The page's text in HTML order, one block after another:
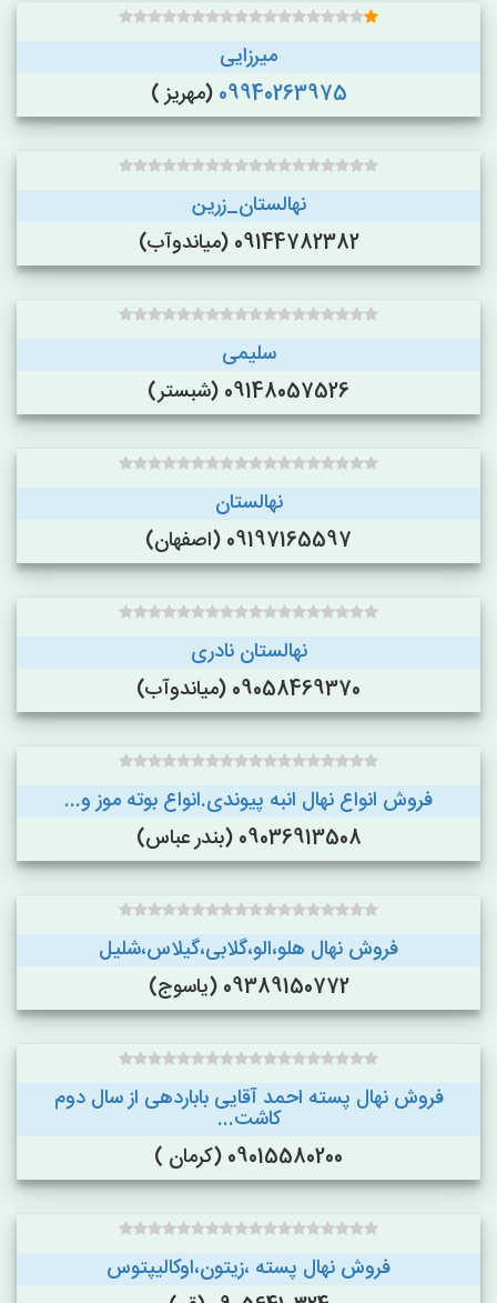
میرزایی
09940263975 (مهریز )
نهالستان_زرین
09144782382 (میاندوآب)
سلیمی
09148057526 (شبستر)
نهالستان
09197165597 (اصفهان)
نهالستان نادری
09058469370 (میاندوآب)
فروش انواع نهال انبه پیوندی.انواع بوته موز و...
09036913508 (بندر عباس)
فروش نهال هلو،الو،گلابی،گیلاس،شلیل
09389150772 (یاسوج)
فروش نهال پسته احمد آقایی باباردهی از سال دوم
کاشت...
09015580200 (کرمان )
فروش نهال پسته ،زیتون،اوکالیپتوس